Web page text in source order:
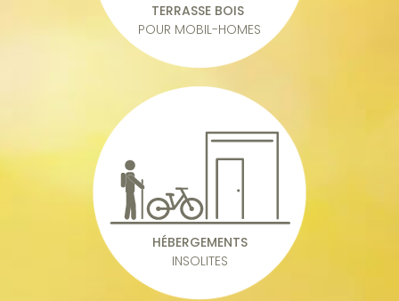
TERRASSE BOIS
POUR MOBIL-HOMES
HÉBERGEMENTS
INSOLITES